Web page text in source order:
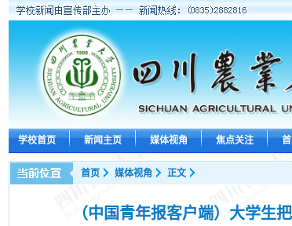
学校首页 新闻主页 媒体视角 焦点关注
首页 媒体视角 正文
（中国青年报客户端）大学生